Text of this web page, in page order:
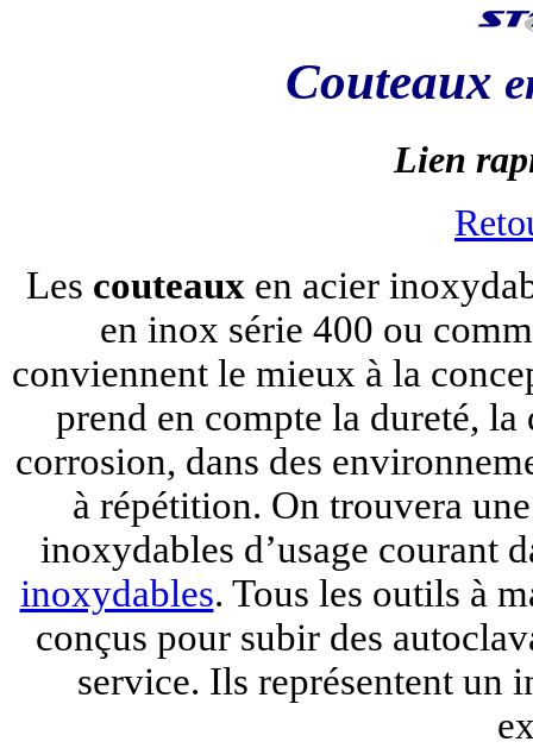
Couteaux
Lien
Les couteaux en acier
en inox série 400 ou
conviennent le mieux à la
prend en compte la dureté,
corrosion, dans des
à répétition. On trouvera
inoxydables d’usage courant
inoxydables. Tous les outils à
conçus pour subir des
service. Ils représentent un